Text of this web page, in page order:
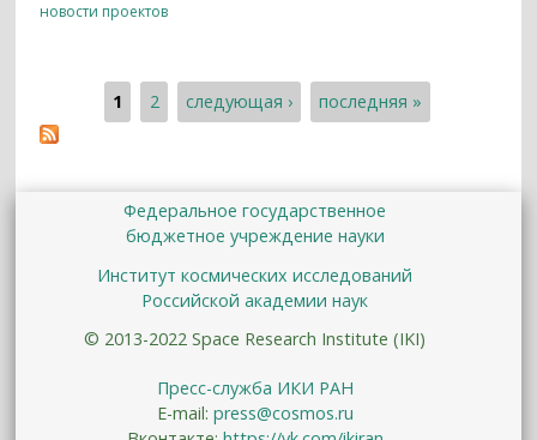
новости проектов
Страницы
1 2 следующая › последняя »
Федеральное государственное
бюджетное учреждение науки
Институт космических исследований
Российской академии наук
© 2013-2022 Space Research Institute (IKI)
Пресс-служба ИКИ РАН
E-mail: press@cosmos.ru